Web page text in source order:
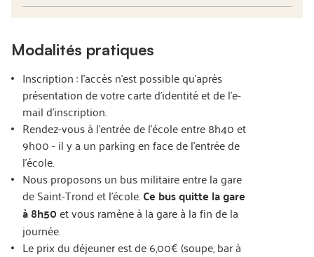
Modalités pratiques
Inscription : l’accès n’est possible qu’après
présentation de votre carte d’identité et de l’e-
mail d’inscription.
Rendez-vous à l’entrée de l’école entre 8h40 et
9h00 - il y a un parking en face de l’entrée de
l’école.
Nous proposons un bus militaire entre la gare
de Saint-Trond et l’école.Ce bus quitte la gare
à 8h50et vous ramène à la gare à la fin de la
journée.
Le prix du déjeuner est de 6,00€ (soupe, bar à